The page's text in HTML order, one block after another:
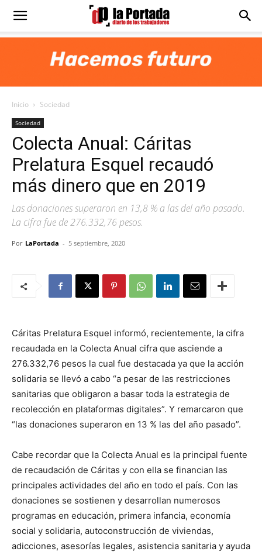
Diario
Portada
Inicio Sociedad
Sociedad
Colecta Anual: Cáritas
Prelatura Esquel recaudó
más dinero que en 2019
Las donaciones superaron en 13,8 % a las del año pasado.
La cifra fue de 276.332,76 pesos.
Por LaPortada - 5 septiembre, 2020
Cáritas Prelatura Esquel informó, recientemente, la cifra
recaudada en la Colecta Anual cifra que asciende a
276.332,76 pesos la cual fue destacada ya que la acción
solidaria se llevó a cabo “a pesar de las restricciones
sanitarias que obligaron a basar toda la estrategia de
recolección en plataformas digitales”. Y remarcaron que
“las donaciones superaron en 13 % las del año pasado”.
Cabe recordar que la Colecta Anual es la principal fuente
de recaudación de Cáritas y con ella se financian las
principales actividades del año en todo el país. Con las
donaciones se sostienen y desarrollan numerosos
programas en educación, primera infancia, economía
social y solidaria, autoconstrucción de viviendas,
adicciones, asesorías legales, asistencia sanitaria y ayuda